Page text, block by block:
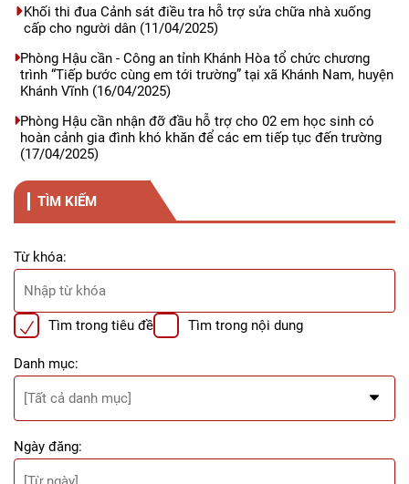
Khối thi đua Cảnh sát điều tra hỗ trợ sửa chữa nhà xuống
cấp cho người dân(11/04/2025)
Phòng Hậu cần - Công an tỉnh Khánh Hòa tổ chức chương
trình “Tiếp bước cùng em tới trường” tại xã Khánh Nam, huyện
Khánh Vĩnh(16/04/2025)
Phòng Hậu cần nhận đỡ đầu hỗ trợ cho 02 em học sinh có
hoàn cảnh gia đình khó khăn để các em tiếp tục đến trường
(17/04/2025)
TÌM KIẾM
Từ khóa:
Tìm trong tiêu đề Tìm trong nội dung
Danh mục:
Ngày đăng: